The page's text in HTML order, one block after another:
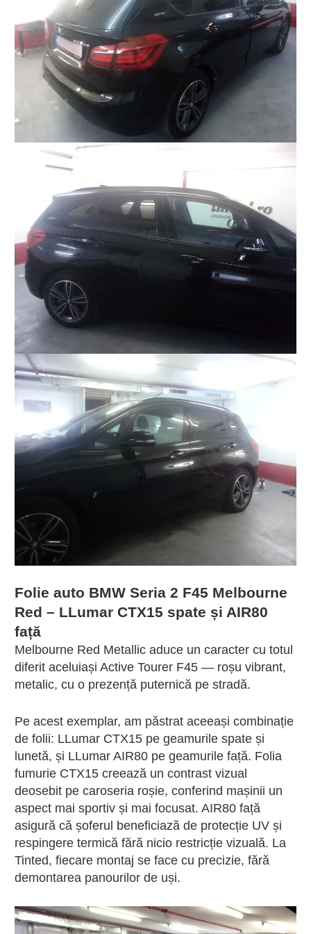
Folie auto BMW Seria 2 F45 Melbourne
Red – LLumar CTX15 spate și AIR80
față
Melbourne Red Metallic aduce un caracter cu totul
diferit aceluiași Active Tourer F45 — roșu vibrant,
metalic, cu o prezență puternică pe stradă.
Pe acest exemplar, am păstrat aceeași combinație
de folii: LLumar CTX15 pe geamurile spate și
lunetă, și LLumar AIR80 pe geamurile față. Folia
fumurie CTX15 creează un contrast vizual
deosebit pe caroseria roșie, conferind mașinii un
aspect mai sportiv și mai focusat. AIR80 față
asigură că șoferul beneficiază de protecție UV și
respingere termică fără nicio restricție vizuală. La
Tinted, fiecare montaj se face cu precizie, fără
demontarea panourilor de uși.